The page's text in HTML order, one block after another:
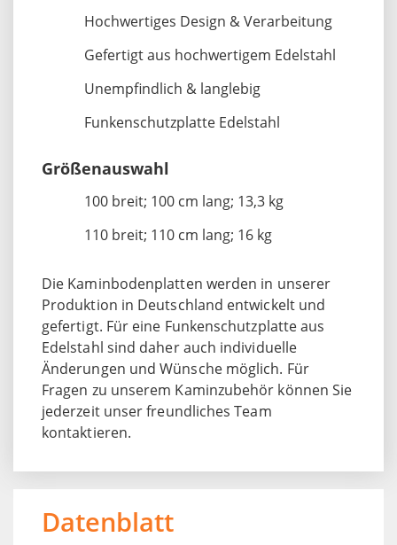
Hochwertiges Design & Verarbeitung
Gefertigt aus hochwertigem Edelstahl
Unempfindlich & langlebig
Funkenschutzplatte Edelstahl
Größenauswahl
100 breit; 100 cm lang; 13,3 kg
110 breit; 110 cm lang; 16 kg
Die Kaminbodenplatten werden in unserer
Produktion in Deutschland entwickelt und
gefertigt. Für eine Funkenschutzplatte aus
Edelstahl sind daher auch individuelle
Änderungen und Wünsche möglich. Für
Fragen zu unserem Kaminzubehör können Sie
jederzeit unser freundliches Team
kontaktieren.
Datenblatt